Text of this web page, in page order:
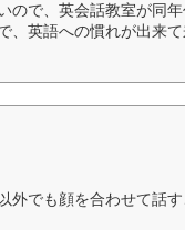
ので、英会話教室が同
、英語への慣れが出来
外でも顔を合わせて話